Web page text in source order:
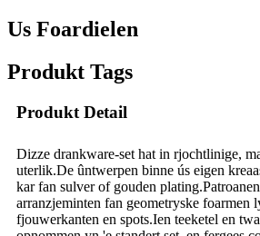
Us Foardielen
Produkt Tags
Produkt Detail
Dizze drankware-set hat in rjochtlinige,
uterlik.De ûntwerpen binne ús eigen
kar fan sulver of gouden
arranzjeminten fan geometryske foarmen
fjouwerkanten en spots.Ien teeketel en